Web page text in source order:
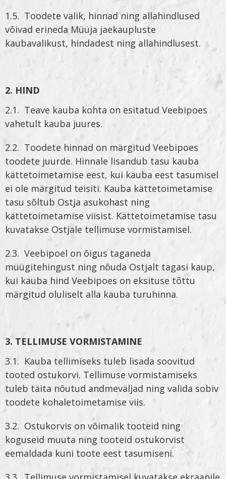
1.5. Toodete valik, hinnad ning allahindlused
võivad erineda Müüja jaekaupluste
kaubavalikust, hindadest ning allahindlusest.
2. HIND
2.1. Teave kauba kohta on esitatud Veebipoes
vahetult kauba juures.
2.2. Toodete hinnad on märgitud Veebipoes
toodete juurde. Hinnale lisandub tasu kauba
kättetoimetamise eest, kui kauba eest tasumisel
ei ole märgitud teisiti. Kauba kättetoimetamise
tasu sõltub Ostja asukohast ning
kättetoimetamise viisist. Kättetoimetamise tasu
kuvatakse Ostjale tellimuse vormistamisel.
2.3. Veebipoel on õigus taganeda
müügitehingust ning nõuda Ostjalt tagasi kaup,
kui kauba hind Veebipoes on eksituse tõttu
märgitud oluliselt alla kauba turuhinna.
3. TELLIMUSE VORMISTAMINE
3.1. Kauba tellimiseks tuleb lisada soovitud
tooted ostukorvi. Tellimuse vormistamiseks
tuleb täita nõutud andmeväljad ning valida sobiv
toodete kohaletoimetamise viis.
3.2. Ostukorvis on võimalik tooteid ning
koguseid muuta ning tooteid ostukorvist
eemaldada kuni toote eest tasumiseni.